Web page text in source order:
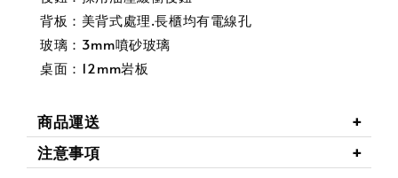
背板：美背式處理.長櫃均有電線孔
玻璃：3mm噴砂玻璃
桌面：12mm岩板
商品運送
注意事項